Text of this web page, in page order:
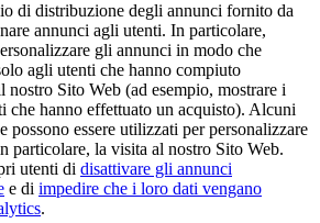
di distribuzione degli annunci fornito da
annunci agli utenti. In particolare,
gli annunci in modo che
agli utenti che hanno compiuto
nostro Sito Web (ad esempio, mostrare i
che hanno effettuato un acquisto). Alcuni
possono essere utilizzati per personalizzare
particolare, la visita al nostro Sito Web.
utenti di disattivare gli annunci
e di impedire che i loro dati vengano
.